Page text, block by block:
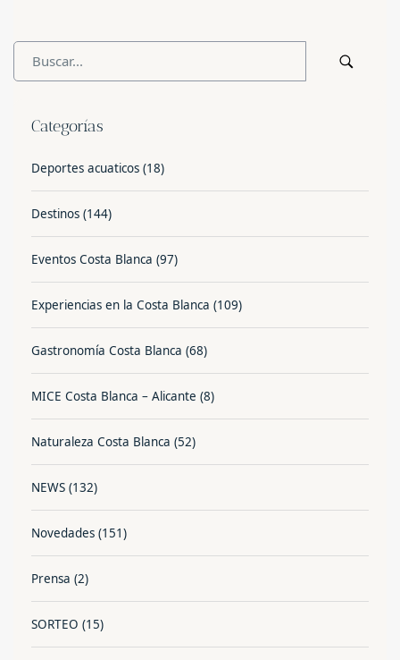
Categorías
Deportes acuaticos (18)
Destinos (144)
Eventos Costa Blanca (97)
Experiencias en la Costa Blanca (109)
Gastronomía Costa Blanca (68)
MICE Costa Blanca – Alicante (8)
Naturaleza Costa Blanca (52)
NEWS (132)
Novedades (151)
Prensa (2)
SORTEO (15)